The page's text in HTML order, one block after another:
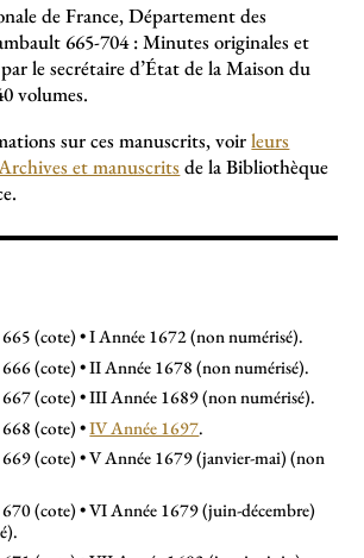
de France, Département des
665-704 : Minutes originales et
le secrétaire d’État de la Maison du
volumes.
sur ces manuscrits, voirleurs
et manuscrits de la Bibliothèque
(cote) • I Année 1672 (non numérisé).
(cote) • II Année 1678 (non numérisé).
(cote) • III Année 1689 (non numérisé).
(cote) •IV Année 1697.
(cote) • V Année 1679 (janvier-mai) (non
(cote) • VI Année 1679 (juin-décembre)